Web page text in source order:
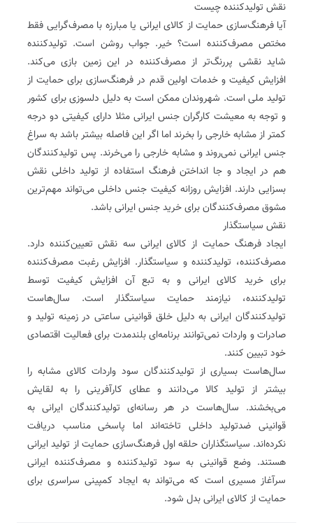
نقش تولید‌کننده چیست
آیا فرهنگ‌سازی حمایت از کالای ایرانی یا مبارزه با مصرف‌گرایی فقط
مختص مصرف‌کننده است؟ خیر. جواب روشن است. تولید‌کننده
شاید نقشی پررنگ‌تر از مصرف‌کننده در این زمین بازی می‌کند.
افزایش کیفیت و خدمات اولین قدم در فرهنگ‌سازی برای حمایت از
تولید ملی است. شهروندان ممکن است به دلیل دلسوزی برای کشور
و توجه به معیشت کارگران جنس ایرانی مثلا دارای کیفیتی دو درجه
کمتر از مشابه خارجی را بخرند اما اگر این فاصله بیشتر باشد به سراغ
جنس ایرانی نمی‌روند و مشابه خارجی را می‌خرند. پس تولید‌کنندگان
هم در ایجاد و جا ‌انداختن فرهنگ استفاده از تولید داخلی نقش
بسزایی دارند. افزایش روزانه کیفیت جنس داخلی می‌تواند مهم‌ترین
مشوق مصرف‌کنندگان برای خرید جنس ایرانی باشد.
نقش سیاستگذار
ایجاد فرهنگ حمایت از کالای ایرانی سه نقش تعیین‌کننده دارد.
مصرف‌کننده، تولید‌کننده و سیاستگذار. افزایش رغبت مصرف‌کننده
برای خرید کالای ایرانی و به تبع آن افزایش کیفیت توسط
تولیدکننده، نیازمند حمایت سیاستگذار است. سال‌هاست
تولید‌کنندگان ایرانی به دلیل خلق قوانینی ساعتی در زمینه تولید و
صادرات و واردات نمی‌توانند برنامه‌ای بلندمدت برای فعالیت اقتصادی
خود تبیین کنند.
سال‌هاست بسیاری از تولید‌کنندگان سود واردات کالای مشابه را
بیشتر از تولید کالا می‌دانند و عطای کارآفرینی را به لقایش
می‌بخشند. سال‌هاست در هر رسانه‌ای تولید‌کنندگان ایرانی به
قوانینی ضدتولید داخلی تاخته‌اند اما پاسخی مناسب دریافت
نکرده‌اند. سیاستگذاران حلقه اول فرهنگ‌سازی حمایت از تولید ایرانی
هستند. وضع قوانینی به سود تولید‌کننده و مصرف‌کننده ایرانی
سرآغاز مسیری است که می‌تواند به ایجاد کمپینی سراسری برای
حمایت از کالای ایرانی بدل شود.